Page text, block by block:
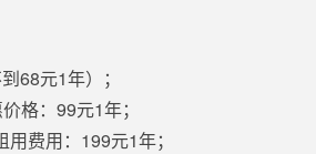
68元1年）；
格：99元1年；
费用：199元1年；